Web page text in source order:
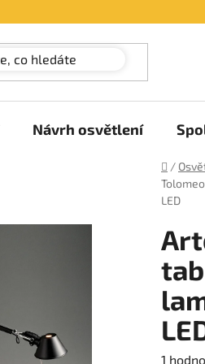
Návrh osvětlení
Domů
/
LED
1